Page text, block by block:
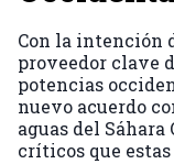
Con la intención
proveedor clave
potencias
nuevo acuerdo
aguas del
críticos que